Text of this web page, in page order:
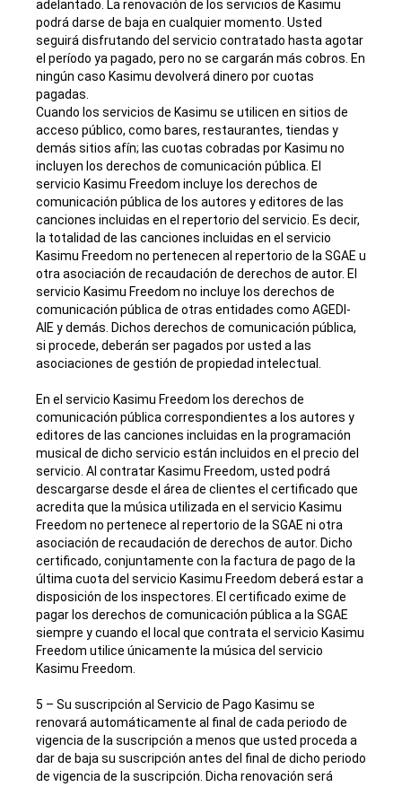
adelantado. La renovación de los servicios de Kasimu
podrá darse de baja en cualquier momento. Usted
seguirá disfrutando del servicio contratado hasta agotar
el período ya pagado, pero no se cargarán más cobros. En
ningún caso Kasimu devolverá dinero por cuotas
pagadas.
Cuando los servicios de Kasimu se utilicen en sitios de
acceso público, como bares, restaurantes, tiendas y
demás sitios afín; las cuotas cobradas por Kasimu no
incluyen los derechos de comunicación pública. El
servicio Kasimu Freedom incluye los derechos de
comunicación pública de los autores y editores de las
canciones incluidas en el repertorio del servicio. Es decir,
la totalidad de las canciones incluidas en el servicio
Kasimu Freedom no pertenecen al repertorio de la SGAE u
otra asociación de recaudación de derechos de autor. El
servicio Kasimu Freedom no incluye los derechos de
comunicación pública de otras entidades como AGEDI-
AIE y demás. Dichos derechos de comunicación pública,
si procede, deberán ser pagados por usted a las
asociaciones de gestión de propiedad intelectual.
En el servicio Kasimu Freedom los derechos de
comunicación pública correspondientes a los autores y
editores de las canciones incluidas en la programación
musical de dicho servicio están incluidos en el precio del
servicio. Al contratar Kasimu Freedom, usted podrá
descargarse desde el área de clientes el certificado que
acredita que la música utilizada en el servicio Kasimu
Freedom no pertenece al repertorio de la SGAE ni otra
asociación de recaudación de derechos de autor. Dicho
certificado, conjuntamente con la factura de pago de la
última cuota del servicio Kasimu Freedom deberá estar a
disposición de los inspectores. El certificado exime de
pagar los derechos de comunicación pública a la SGAE
siempre y cuando el local que contrata el servicio Kasimu
Freedom utilice únicamente la música del servicio
Kasimu Freedom.
5 – Su suscripción al Servicio de Pago Kasimu se
renovará automáticamente al final de cada periodo de
vigencia de la suscripción a menos que usted proceda a
dar de baja su suscripción antes del final de dicho periodo
de vigencia de la suscripción. Dicha renovación será